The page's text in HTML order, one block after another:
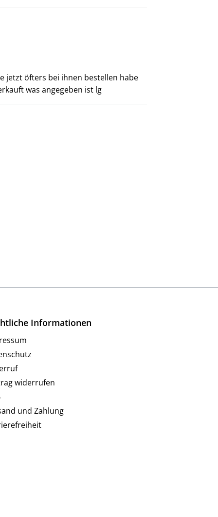
jetzt öfters bei ihnen bestellen habe
was angegeben ist lg
Informationen
widerrufen
und Zahlung